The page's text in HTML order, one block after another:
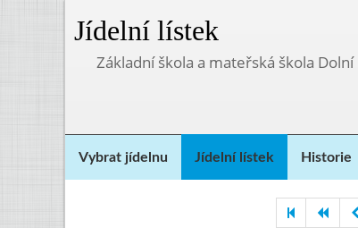
Jídelní lístek
Základní škola a mateřská škola
Vybrat jídelnu Jídelní lístek Historie